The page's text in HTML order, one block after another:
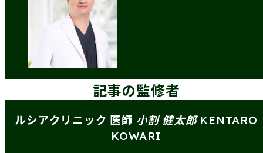
記事の監修者
ルシアクリニック 医師 小割 健太郎 KENTARO
KOWARI